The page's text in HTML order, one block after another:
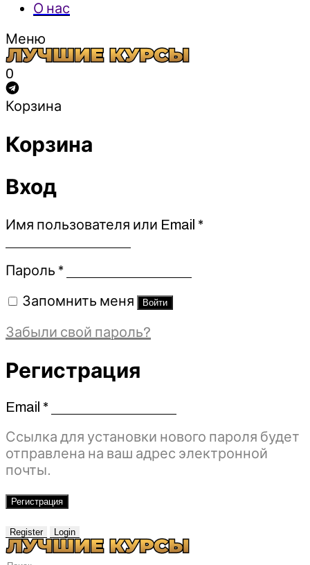
О нас
Меню
0
Корзина
Корзина
Вход
Имя пользователя или Email *Обязательно
Пароль *Обязательно
Запомнить меня Войти
Забыли свой пароль?
Регистрация
Email *Обязательно
Ссылка для установки нового пароля будет
отправлена ​​на ваш адрес электронной
почты.
Регистрация
Register Login